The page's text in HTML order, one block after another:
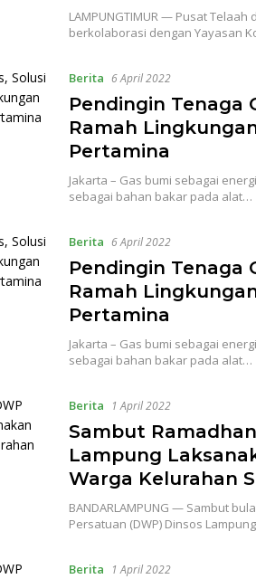
LAMPUNGTIMUR — Pusat
berkolaborasi dengan Yayasan
Berita 6 April 2022
Pendingin Tenaga
Ramah
Pertamina
Jakarta – Gas bumi sebagai
sebagai bahan bakar pada alat…
Berita 6 April 2022
Pendingin Tenaga
Ramah
Pertamina
Jakarta – Gas bumi sebagai
sebagai bahan bakar pada alat…
Berita 1 April 2022
Sambut
Lampung
Warga Kelurahan
BANDARLAMPUNG — Sambut
Persatuan (DWP) Dinsos
Berita 1 April 2022